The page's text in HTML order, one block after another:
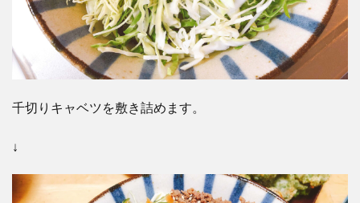
千切りキャベツを敷き詰めます。
↓